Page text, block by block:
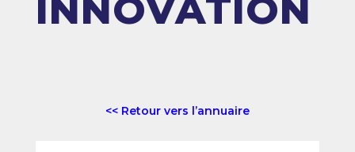
INNOVATION
<< Retour vers l’annuaire